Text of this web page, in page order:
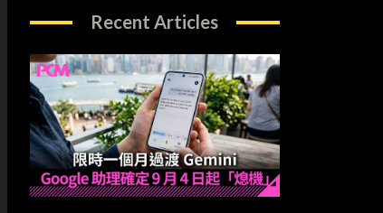
Recent Articles